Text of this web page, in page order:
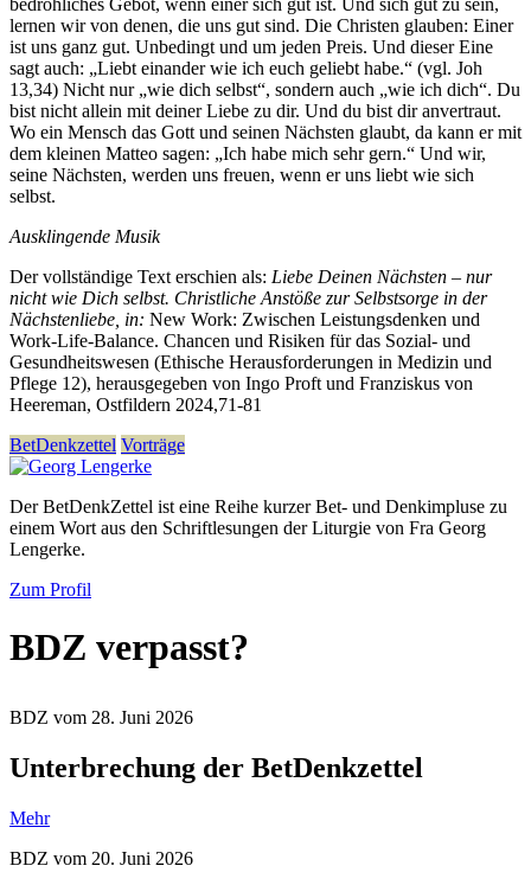
lernen wir von denen, die uns gut sind. Die Christen glauben: Einer
ist uns ganz gut. Unbedingt und um jeden Preis. Und dieser Eine
sagt auch: „Liebt einander wie ich euch geliebt habe.“ (vgl. Joh
13,34) Nicht nur „wie dich selbst“, sondern auch „wie ich dich“. Du
bist nicht allein mit deiner Liebe zu dir. Und du bist dir anvertraut.
Wo ein Mensch das Gott und seinen Nächsten glaubt, da kann er mit
dem kleinen Matteo sagen: „Ich habe mich sehr gern.“ Und wir,
seine Nächsten, werden uns freuen, wenn er uns liebt wie sich
selbst.
Ausklingende Musik
Der vollständige Text erschien als: Liebe Deinen Nächsten – nur
nicht wie Dich selbst. Christliche Anstöße zur Selbstsorge in der
Nächstenliebe, in: New Work: Zwischen Leistungsdenken und
Work-Life-Balance. Chancen und Risiken für das Sozial- und
Gesundheitswesen (Ethische Herausforderungen in Medizin und
Pflege 12), herausgegeben von Ingo Proft und Franziskus von
Heereman, Ostfildern 2024,71-81
BetDenkzettel Vorträge
Der BetDenkZettel ist eine Reihe kurzer Bet- und Denkimpluse zu
einem Wort aus den Schriftlesungen der Liturgie von Fra Georg
Lengerke.
Zum Profil
BDZ verpasst?
BDZ vom 28. Juni 2026
Unterbrechung der BetDenkzettel
Mehr
BDZ vom 20. Juni 2026